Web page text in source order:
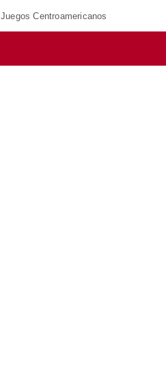
Juegos Centroamericanos